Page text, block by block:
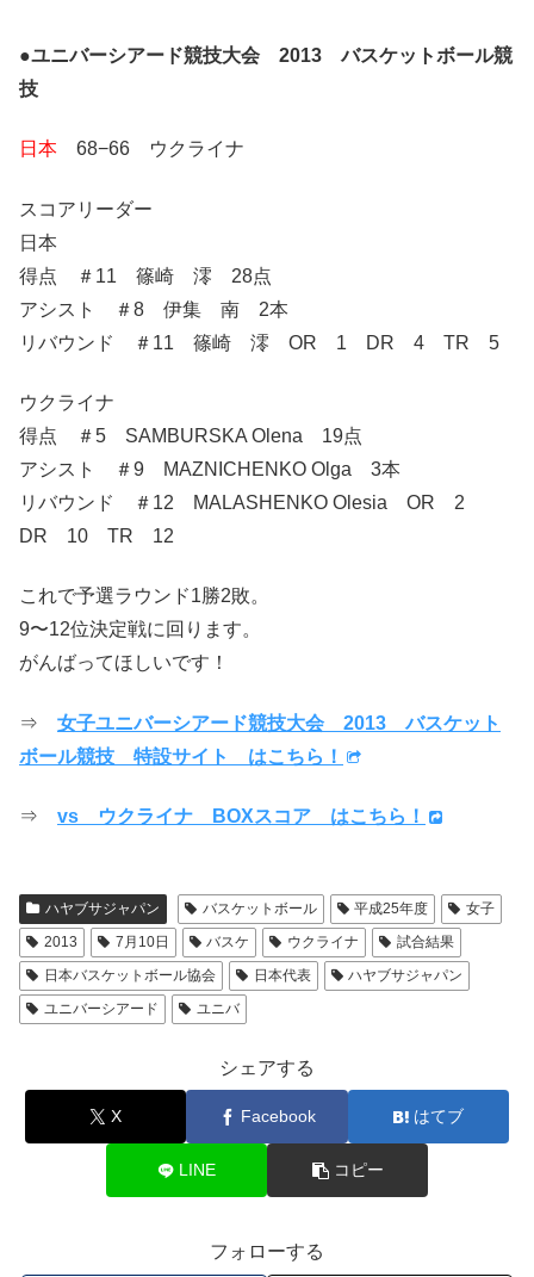
●ユニバーシアード競技大会 2013 バスケットボール競
技
日本 68−66 ウクライナ
スコアリーダー
日本
得点 ＃11 篠崎 澪 28点
アシスト ＃8 伊集 南 2本
リバウンド ＃11 篠崎 澪 OR 1 DR 4 TR 5
ウクライナ
得点 ＃5 SAMBURSKA Olena 19点
アシスト ＃9 MAZNICHENKO Olga 3本
リバウンド ＃12 MALASHENKO Olesia OR 2
DR 10 TR 12
これで予選ラウンド1勝2敗。
9〜12位決定戦に回ります。
がんばってほしいです！
⇒ 女子ユニバーシアード競技大会 2013 バスケット
ボール競技 特設サイト はこちら！
⇒ vs ウクライナ BOXスコア はこちら！
ハヤブサジャパン バスケットボール 平成25年度
女子
2013
7月10日 バスケ ウクライナ
試合結果
日本バスケットボール協会
日本代表
ハヤブサジャパン
ユニバーシアード
ユニバ
シェアする
X Facebook はてブ
LINE コピー
フォローする